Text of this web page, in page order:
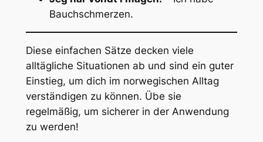
Bauchschmerzen.
Diese einfachen Sätze decken viele
alltägliche Situationen ab und sind ein guter
Einstieg, um dich im norwegischen Alltag
verständigen zu können. Übe sie
regelmäßig, um sicherer in der Anwendung
zu werden!